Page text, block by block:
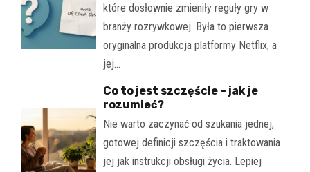
które dosłownie zmieniły reguły gry w
branży rozrywkowej. Była to pierwsza
oryginalna produkcja platformy Netflix, a
jej…
Co to jest szczęście – jak je
rozumieć?
Nie warto zaczynać od szukania jednej,
gotowej definicji szczęścia i traktowania
jej jak instrukcji obsługi życia. Lepiej